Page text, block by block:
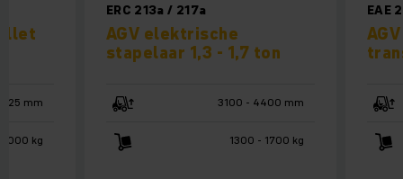
ERC 213a / 217a
AGV elektrische
stapelaar 1,3 - 1,7 ton
3100 - 4400 mm
1300 - 1700 kg
EAE
125 mm
2000 kg